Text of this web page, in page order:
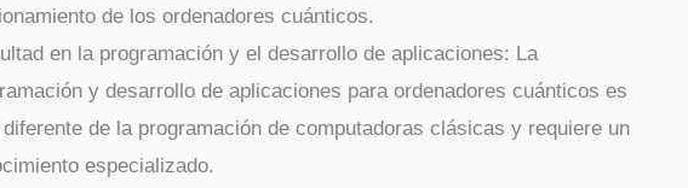
de los ordenadores cuánticos.
en la programación y el desarrollo de aplicaciones: La
y desarrollo de aplicaciones para ordenadores cuánticos es
de la programación de computadoras clásicas y requiere un
especializado.